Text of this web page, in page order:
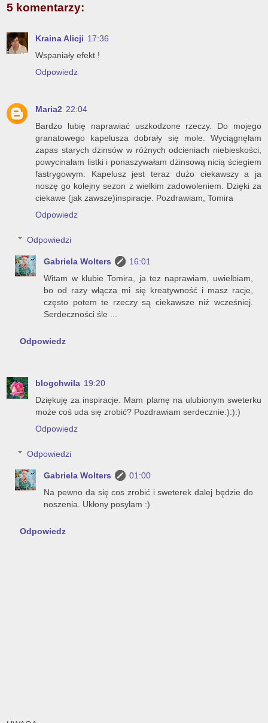
5 komentarzy:
Kraina Alicji 17:36
Wspaniały efekt !
Odpowiedz
Maria2 22:04
Bardzo lubię naprawiać uszkodzone rzeczy. Do mojego
granatowego kapelusza dobrały się mole. Wyciągnęłam
zapas starych dżinsów w różnych odcieniach niebieskości,
powycinałam listki i ponaszywałam dżinsową nicią ściegiem
fastrygowym. Kapelusz jest teraz dużo ciekawszy a ja
noszę go kolejny sezon z wielkim zadowoleniem. Dzięki za
ciekawe (jak zawsze)inspiracje. Pozdrawiam, Tomira
Odpowiedz
Odpowiedzi
Gabriela Wolters
16:01
Witam w klubie Tomira, ja tez naprawiam, uwielbiam,
bo od razy włącza mi się kreatywność i masz racje,
często potem te rzeczy są ciekawsze niż wcześniej.
Serdeczności śle ...
Odpowiedz
blogchwila 19:20
Dziękuję za inspiracje. Mam plamę na ulubionym sweterku
może coś uda się zrobić? Pozdrawiam serdecznie:):):)
Odpowiedz
Odpowiedzi
Gabriela Wolters
01:00
Na pewno da się cos zrobić i sweterek dalej będzie do
noszenia. Ukłony posyłam :)
Odpowiedz